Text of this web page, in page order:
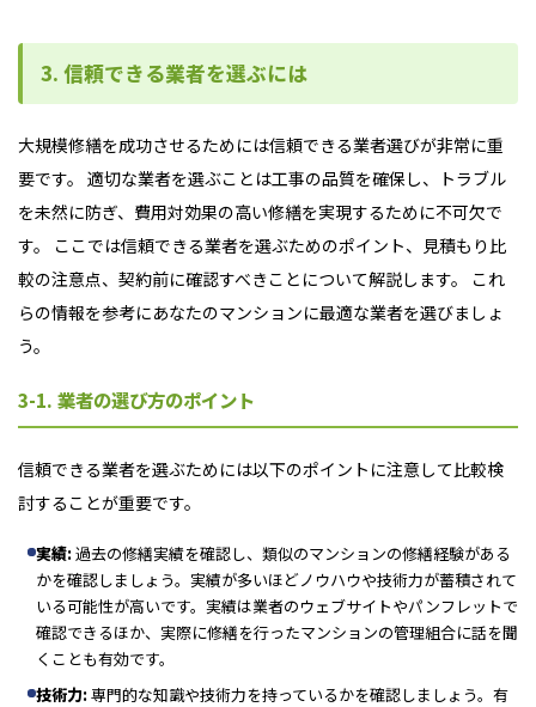
3. 信頼できる業者を選ぶには
大規模修繕を成功させるためには信頼できる業者選びが非常に重
要です。 適切な業者を選ぶことは工事の品質を確保し、トラブル
を未然に防ぎ、費用対効果の高い修繕を実現するために不可欠で
す。 ここでは信頼できる業者を選ぶためのポイント、見積もり比
較の注意点、契約前に確認すべきことについて解説します。 これ
らの情報を参考にあなたのマンションに最適な業者を選びましょ
う。
3-1. 業者の選び方のポイント
信頼できる業者を選ぶためには以下のポイントに注意して比較検
討することが重要です。
実績:過去の修繕実績を確認し、類似のマンションの修繕経験がある
かを確認しましょう。実績が多いほどノウハウや技術力が蓄積されて
いる可能性が高いです。実績は業者のウェブサイトやパンフレットで
確認できるほか、実際に修繕を行ったマンションの管理組合に話を聞
くことも有効です。
技術力:専門的な知識や技術力を持っているかを確認しましょう。有